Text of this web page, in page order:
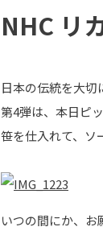
NHC リ
日本の伝統を大切
第4弾は、本日ピ
笹を仕入れて、ソ
いつの間にか、